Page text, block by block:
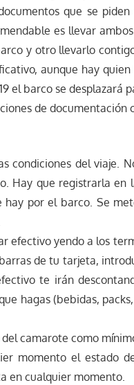
que se
es llevar
y otro llevarlo
aunque hay quien
el barco se desplazará
de documentación
condiciones del viaje.
Hay que registrarla en
hay por el barco. Se
efectivo yendo a los
de tu tarjeta,
te irán
hagas (bebidas,
camarote como
momento el estado
en cualquier momento.